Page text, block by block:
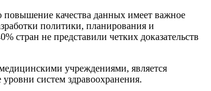
повышение качества данных имеет важное
политики, планирования и
стран не представили четких доказательств
учреждениями, является
систем здравоохранения.